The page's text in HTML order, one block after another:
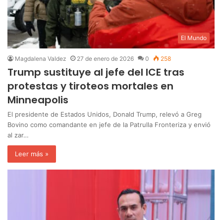
El Mundo
Magdalena Valdez 27 de enero de 2026 0 258
Trump sustituye al jefe del ICE tras
protestas y tiroteos mortales en
Minneapolis
El presidente de Estados Unidos, Donald Trump, relevó a Greg
Bovino como comandante en jefe de la Patrulla Fronteriza y envió
al zar…
Leer más »